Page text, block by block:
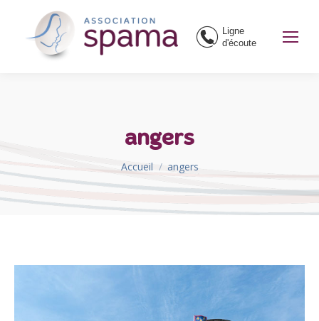
Ligne
d'écoute
angers
Vous êtes ici :
Accueil angers